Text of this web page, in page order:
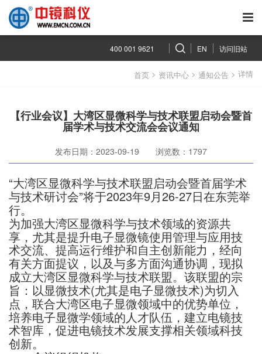
400 001 9621 EN 访问旧站
首页 > 资讯中心 > 通知公告 > 详情
【行业会议】大湾区显微科学与技术联盟启动会暨首
届学术与技术交流会会议通知
发布日期：2023-09-19 浏览数：1797
“大湾区显微科学与技术联盟启动会暨首届学术
与技术研讨会”将于2023年9月26-27日在东莞举
行。
为加强大湾区显微科学与技术领域的资源共
享，尤其是提升电子显微镜使用管理与应用技
术交流、提高运行维护和自主创新能力，经向
有关方面提议，以及与多方面沟通协调，现拟
成立大湾区显微科学与技术联盟。该联盟的宗
旨：以显微技术(尤其是电子显微技术)为切入
点，联合大湾区电子显微领域中的优势单位，
培养电子显微学领域的人才队伍，建立电镜技
术智库，促进电镜技术发展支撑相关领域科技
创新。